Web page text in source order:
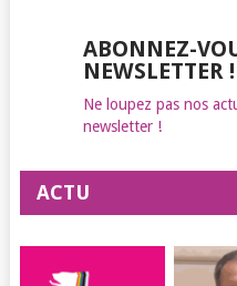
ABONNEZ-
NEWSLETTER !
Ne loupez pas nos
newsletter !
ACTU